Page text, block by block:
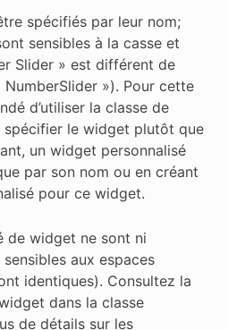
spécifiés par leur nom;
sensibles à la casse et
Slider » est différent de
»). Pour cette
d’utiliser la classe de
le widget plutôt que
un widget personnalisé
par son nom ou en créant
pour ce widget.
de widget ne sont ni
aux espaces
identiques). Consultez la
dans la classe
de détails sur les